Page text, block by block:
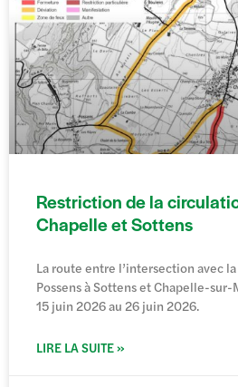
Restriction de la
Chapelle et Sottens
La route entre l’intersection avec
Possens à Sottens et Chapelle-
15 juin 2026 au 26 juin 2026.
LIRE LA SUITE »